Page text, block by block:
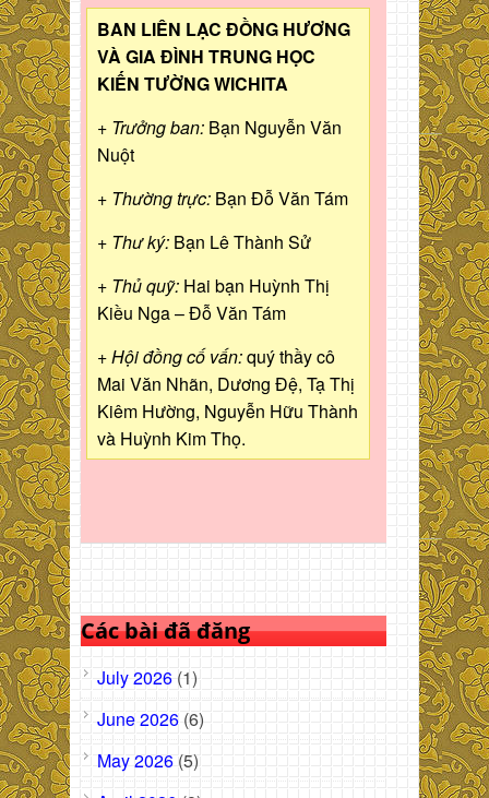
BAN LIÊN LẠC ĐỒNG HƯƠNG
VÀ GIA ĐÌNH TRUNG HỌC
KIẾN TƯỜNG WICHITA
+ Trưởng ban: Bạn Nguyễn Văn
Nuột
+ Thường trực: Bạn Đỗ Văn Tám
+ Thư ký: Bạn Lê Thành Sử
+ Thủ quỹ: Hai bạn Huỳnh Thị
Kiều Nga – Đỗ Văn Tám
+ Hội đồng cố vấn:quý thầy cô
Mai Văn Nhãn, Dương Đệ, Tạ Thị
Kiêm Hường, Nguyễn Hữu Thành
và Huỳnh Kim Thọ.
Các bài đã đăng
July 2026 (1)
June 2026 (6)
May 2026 (5)